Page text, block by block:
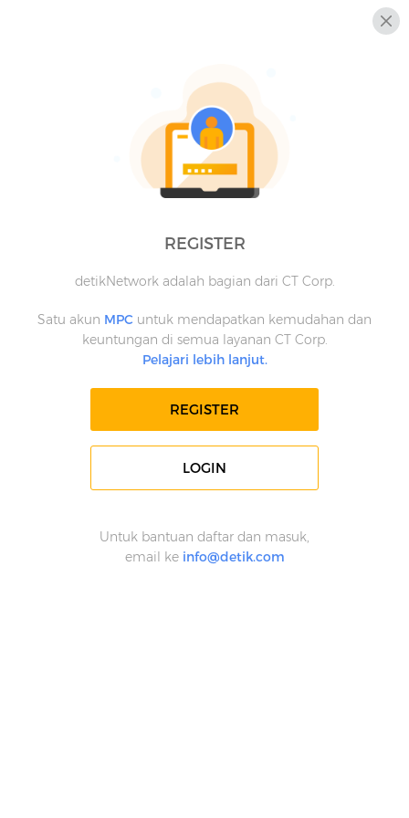
REGISTER
detikNetwork adalah bagian dari CT Corp.
Satu akun MPC untuk mendapatkan kemudahan dan
keuntungan di semua layanan CT Corp.
Pelajari lebih lanjut.
REGISTER
LOGIN
Untuk bantuan daftar dan masuk,
email ke info@detik.com